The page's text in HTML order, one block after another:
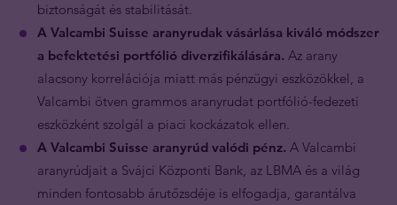
biztonságát és stabilitását.
A Valcambi Suisse aranyrudak vásárlása kiváló módszer
a befektetési portfólió diverzifikálására. Az arany
alacsony korrelációja miatt más pénzügyi eszközökkel, a
Valcambi ötven grammos aranyrudat portfólió-fedezeti
eszközként szolgál a piaci kockázatok ellen.
A Valcambi Suisse aranyrúd valódi pénz. A Valcambi
aranyrúdjait a Svájci Központi Bank, az LBMA és a világ
minden fontosabb árutőzsdéje is elfogadja, garantálva